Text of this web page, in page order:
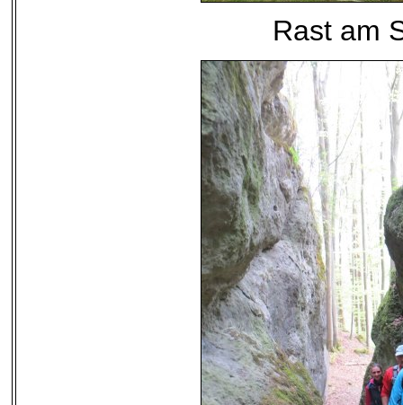
Rast am